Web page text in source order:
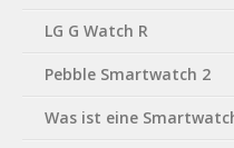
LG G Watch R
Pebble Smartwatch 2
Was ist eine